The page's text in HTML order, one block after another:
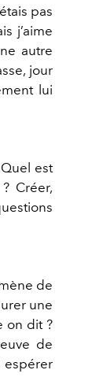
pas
j’aime
autre
jour
lui
est
Créer,
de
une
on dit ?
de